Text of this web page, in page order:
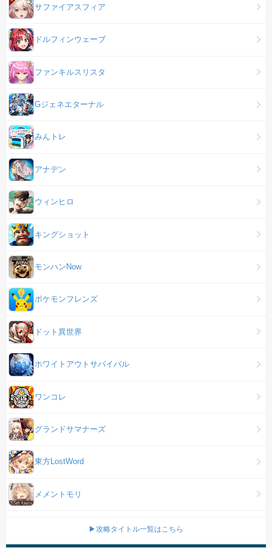
サファイアスフィア
ドルフィンウェーブ
ファンキルスリスタ
Gジェネエターナル
みんトレ
アナデン
ウィンヒロ
キングショット
モンハンNow
ポケモンフレンズ
ドット異世界
ホワイトアウトサバイバル
ワンコレ
グランドサマナーズ
東方LostWord
メメントモリ
▶攻略タイトル一覧はこちら